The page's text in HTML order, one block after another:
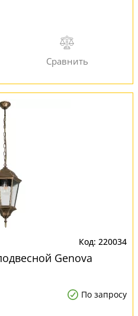
220034
Genova
По запросу